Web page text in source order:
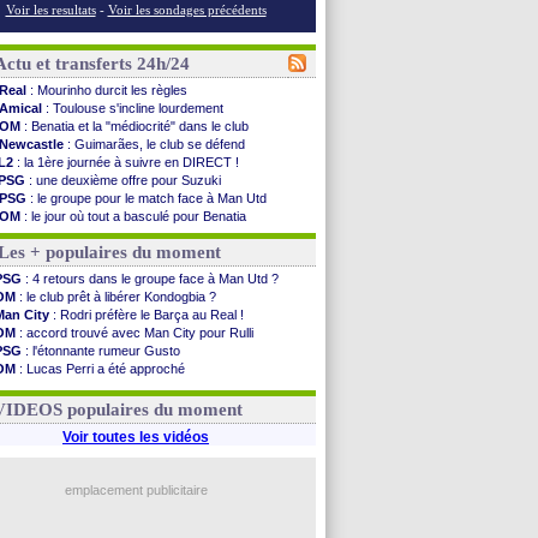
Voir les resultats - Voir les sondages précédents
et transferts 24h/24
Real : Mourinho durcit les règles
Amical : Toulouse s'incline lourdement
OM : Benatia et la "médiocrité" dans le club
Newcastle : Guimarães, le club se défend
: la 1ère journée à suivre en DIRECT !
: une deuxième offre pour Suzuki
PSG : le groupe pour le match face à Man Utd
OM : le jour où tout a basculé pour Benatia
Heracles: Reine-Adélaïde, le sort s'acharne...
Monaco: Mawissa a gravement blessé Uche
OM: accord avec la Real Sociedad pour Aguerd
Barça : Araujo va partir en prêt à Liverpool
OM : Côme pousse pour Gouiri
Man Utd : le groupe pour défier le PSG
: Caen premier leader
: Højbjerg, son agent maintient le suspense
: Gouiri évoque son avenir
: le transfert d'Asllani tombe à l'eau
: 1ère utilisation du Football Video Support
: Benatia envoie une pique à Longoria
: un nouveau prétendant pour Højbjerg
+ populaires du moment
: 4 retours dans le groupe face à Man Utd ?
: le club prêt à libérer Kondogbia ?
City : Rodri préfère le Barça au Real !
: accord trouvé avec Man City pour Rulli
: l'étonnante rumeur Gusto
: Lucas Perri a été approché
: Owori battu à mort à Kampala
populaires du moment
Voir toutes les vidéos
emplacement publicitaire